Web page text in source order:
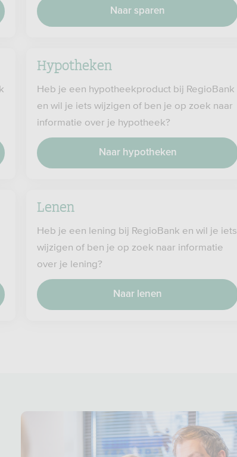
Naar sparen
Hypotheken
Heb je een hypotheekproduct bij RegioBank
en wil je iets wijzigen of ben je op zoek naar
informatie over je hypotheek?
Naar hypotheken
Lenen
Heb je een lening bij RegioBank en wil je iets
wijzigen of ben je op zoek naar informatie
over je lening?
Naar lenen